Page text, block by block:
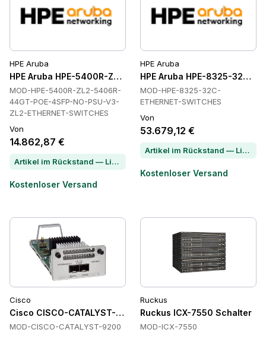
HPE Aruba
HPE Aruba HPE-5400R-ZL2-5406R-44GT-POE-4SFP-NO-
MOD-HPE-5400R-ZL2-5406R-
44GT-POE-4SFP-NO-PSU-V3-
ZL2-ETHERNET-SWITCHES
Von
14.862,87 €
Artikel im Rückstand — Lieferzeit per Chat erfragen
Kostenloser Versand
HPE Aruba
HPE Aruba HPE-8325-32C-
MOD-HPE-8325-32C-
ETHERNET-SWITCHES
Von
53.679,12 €
Artikel im Rückstand — Lieferzeit per Chat erfragen
Kostenloser Versand
Cisco
Cisco CISCO-CATALYST-9200 Schalter
MOD-CISCO-CATALYST-9200
Ruckus
Ruckus ICX-7550 Schalter
MOD-ICX-7550